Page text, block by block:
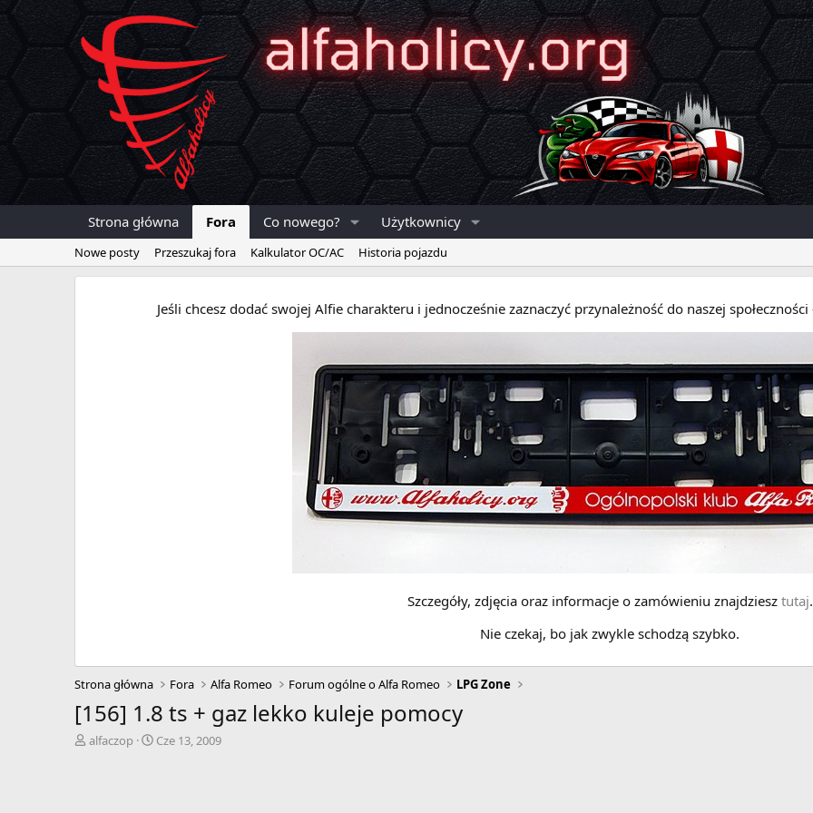
Strona główna Fora Co nowego? Użytkownicy
Nowe posty Przeszukaj fora Kalkulator OC/AC Historia pojazdu
Jeśli chcesz dodać swojej Alfie charakteru i jednocześnie zaznaczyć przynależność do naszej
Szczegóły, zdjęcia oraz informacje o zamówieniu znajdziesz tutaj.
Nie czekaj, bo jak zwykle schodzą szybko.
Strona główna Fora Alfa Romeo Forum ogólne o Alfa Romeo LPG Zone
[156] 1.8 ts + gaz lekko kuleje pomocy
A
alfaczop
D
Cze 13, 2009